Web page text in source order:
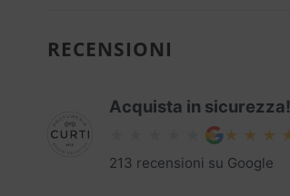
RECENSIONI
Acquista in sicurezza!
213 recensioni su Google